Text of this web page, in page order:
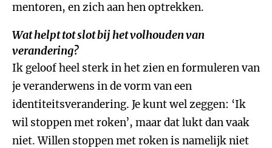
mentoren, en zich aan hen optrekken.
Wat helpt tot slot bij het volhouden van
verandering?
Ik geloof heel sterk in het zien en formuleren van
je veranderwens in de vorm van een
identiteitsverandering. Je kunt wel zeggen: ‘Ik
wil stoppen met roken’, maar dat lukt dan vaak
niet. Willen stoppen met roken is namelijk niet